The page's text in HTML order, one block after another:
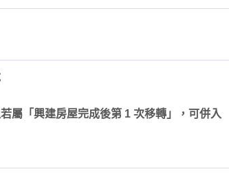
屬「興建房屋完成後第 1 次移轉」，可併入